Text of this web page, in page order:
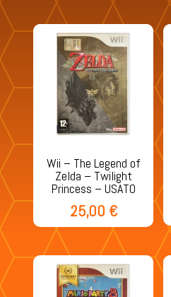
Wii – The Legend of
Zelda – Twilight
Princess – USATO
25,00 €